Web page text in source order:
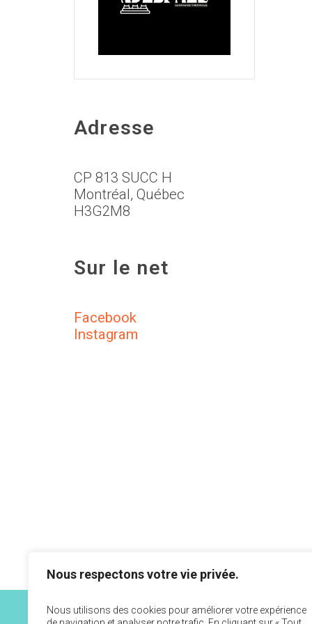
Nous respectons votre vie privée.
Nous utilisons des cookies pour améliorer votre expérience
Adresse
CP 813 SUCC H
Montréal, Québec
H3G2M8
Sur le net
Facebook
Instagram